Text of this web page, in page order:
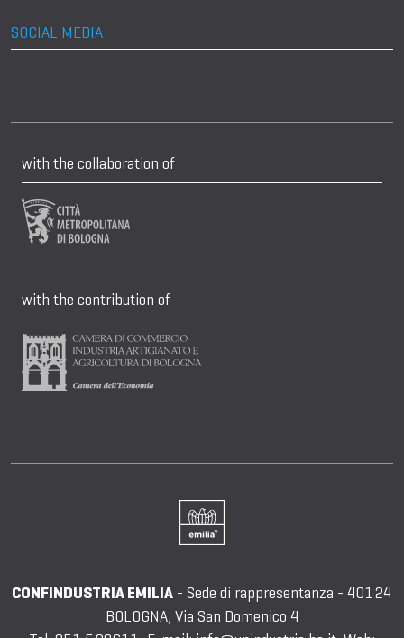
SOCIAL MEDIA
with the collaboration of
with the contribution of
CONFINDUSTRIA EMILIA - Sede di rappresentanza - 40124
BOLOGNA, Via San Domenico 4